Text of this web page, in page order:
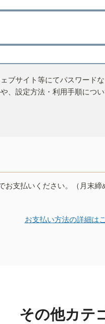
ブサイト等にてパスワード
、設定方法・利用手順につ
支払いください。（月末締
お支払い方法の詳細は
その他カテ